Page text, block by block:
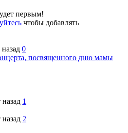
первым!
чтобы добавлять
назад 0
посвященного дню мамы
назад 1
назад 2